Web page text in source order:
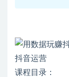
课程目录：